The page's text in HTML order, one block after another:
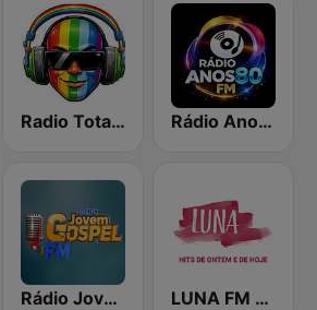
Radio Total Hitz Rádio Anos 80 FM - 80s Flashback Radio
Rádio Jovem Gospel FM LUNA FM - Brasil